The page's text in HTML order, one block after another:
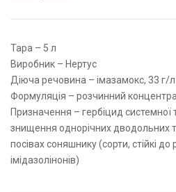
Тара – 5 л
Виробник – Нертус
Діюча речовина – імазамокс, 33 г/л
Формуляція – розчинний
Призначення – гербіцид системної
знищення однорічних дводольних
посівах соняшнику (сорти, стійкі
імідазолінонів)